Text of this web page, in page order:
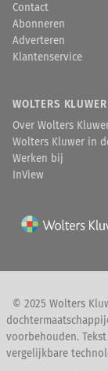
Contact
Abonneren
Adverteren
Klantenservice
WOLTERS KLUWER
Over Wolters
Wolters Kluwer in
Werken bij
InView
© 2025 Wolters
voorbehouden.
vergelijkbare